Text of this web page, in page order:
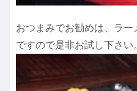
おつまみでお勧めは、ラ
ですので是非お試し下さい